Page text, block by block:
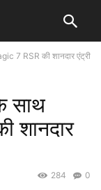
7 RSR की शानदार एंट्री
साथ
शानदार
0
284